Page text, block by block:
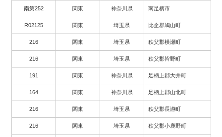
南第252 関東 神奈川県 南足柄市
R02125 関東 埼玉県 比企郡鳩山町
216 関東 埼玉県 秩父郡横瀬町
216 関東 埼玉県 秩父郡皆野町
191 関東 神奈川県 足柄上郡大井町
164 関東 神奈川県 足柄上郡山北町
216 関東 埼玉県 秩父郡長瀞町
216 関東 埼玉県 秩父郡小鹿野町